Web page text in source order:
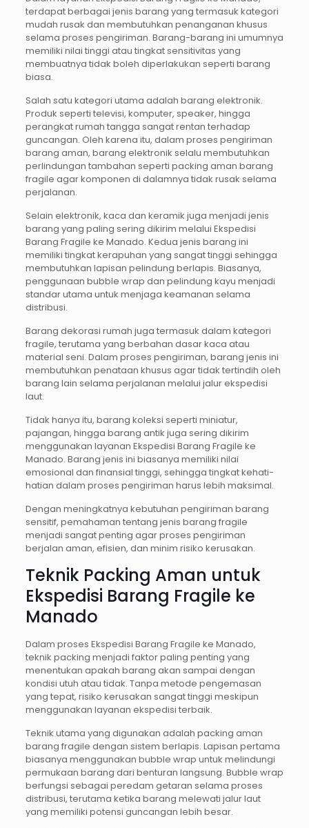
terdapat berbagai jenis barang yang termasuk kategori
mudah rusak dan membutuhkan penanganan khusus
selama proses pengiriman. Barang-barang ini umumnya
memiliki nilai tinggi atau tingkat sensitivitas yang
membuatnya tidak boleh diperlakukan seperti barang
biasa.
Salah satu kategori utama adalah barang elektronik.
Produk seperti televisi, komputer, speaker, hingga
perangkat rumah tangga sangat rentan terhadap
guncangan. Oleh karena itu, dalam proses pengiriman
barang aman, barang elektronik selalu membutuhkan
perlindungan tambahan seperti packing aman barang
fragile agar komponen di dalamnya tidak rusak selama
perjalanan.
Selain elektronik, kaca dan keramik juga menjadi jenis
barang yang paling sering dikirim melalui Ekspedisi
Barang Fragile ke Manado. Kedua jenis barang ini
memiliki tingkat kerapuhan yang sangat tinggi sehingga
membutuhkan lapisan pelindung berlapis. Biasanya,
penggunaan bubble wrap dan pelindung kayu menjadi
standar utama untuk menjaga keamanan selama
distribusi.
Barang dekorasi rumah juga termasuk dalam kategori
fragile, terutama yang berbahan dasar kaca atau
material seni. Dalam proses pengiriman, barang jenis ini
membutuhkan penataan khusus agar tidak tertindih oleh
barang lain selama perjalanan melalui jalur ekspedisi
laut.
Tidak hanya itu, barang koleksi seperti miniatur,
pajangan, hingga barang antik juga sering dikirim
menggunakan layanan Ekspedisi Barang Fragile ke
Manado. Barang jenis ini biasanya memiliki nilai
emosional dan finansial tinggi, sehingga tingkat kehati-
hatian dalam proses pengiriman harus lebih maksimal.
Dengan meningkatnya kebutuhan pengiriman barang
sensitif, pemahaman tentang jenis barang fragile
menjadi sangat penting agar proses pengiriman
berjalan aman, efisien, dan minim risiko kerusakan.
Teknik Packing Aman untuk
Ekspedisi Barang Fragile ke
Manado
Dalam proses Ekspedisi Barang Fragile ke Manado,
teknik packing menjadi faktor paling penting yang
menentukan apakah barang akan sampai dengan
kondisi utuh atau tidak. Tanpa metode pengemasan
yang tepat, risiko kerusakan sangat tinggi meskipun
menggunakan layanan ekspedisi terbaik.
Teknik utama yang digunakan adalah packing aman
barang fragile dengan sistem berlapis. Lapisan pertama
biasanya menggunakan bubble wrap untuk melindungi
permukaan barang dari benturan langsung. Bubble wrap
berfungsi sebagai peredam getaran selama proses
distribusi, terutama ketika barang melewati jalur laut
yang memiliki potensi guncangan lebih besar.